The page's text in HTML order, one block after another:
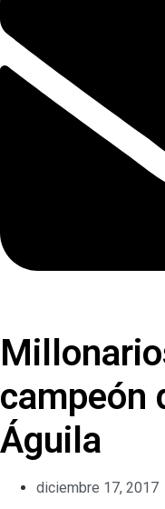
campeón
Águila
diciembre 17, 2017